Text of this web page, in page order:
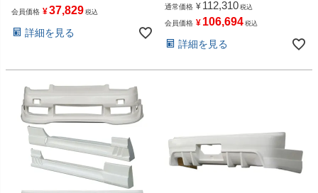
会員価格 ¥37,829 税込
詳細を見る
通常価格 ¥ 112,310 税込
会員価格 ¥ 106,694 税込
詳細を見る